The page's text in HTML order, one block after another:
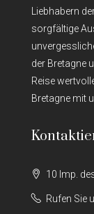
Liebhabern
sorgfältige
der Bretagne
Reise
Bretagne mit
10 Imp.
Rufen Sie